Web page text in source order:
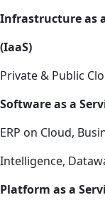
Infrastructure as
(IaaS)
Private & Public
Software as a
ERP on Cloud,
Intelligence,
Platform as a